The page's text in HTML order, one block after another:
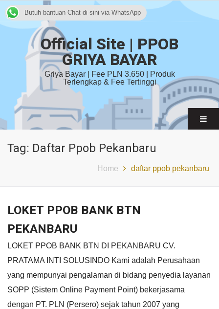
Official Site | PPOB
GRIYA BAYAR
Griya Bayar | Fee PLN 3.650 | Produk
Terlengkap & Fee Tertinggi
Tag: Daftar Ppob Pekanbaru
Home daftar ppob pekanbaru
LOKET PPOB BANK BTN
PEKANBARU
LOKET PPOB BANK BTN DI PEKANBARU CV.
PRATAMA INTI SOLUSINDO Kami adalah Perusahaan
yang mempunyai pengalaman di bidang penyedia layanan
SOPP (Sistem Online Payment Point) bekerjasama
dengan PT. PLN (Persero) sejak tahun 2007 yang
Butuh bantuan Chat di sini via WhatsApp